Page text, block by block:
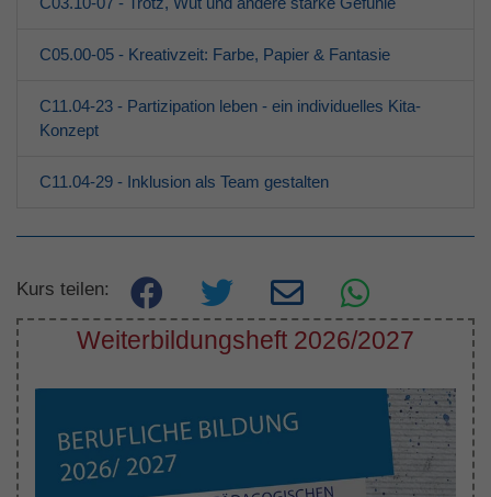
C05.00-05 - Kreativzeit: Farbe, Papier & Fantasie
C11.04-23 - Partizipation leben - ein individuelles Kita-
Konzept
C11.04-29 - Inklusion als Team gestalten
Kurs teilen:
Weiterbildungsheft 2026/2027